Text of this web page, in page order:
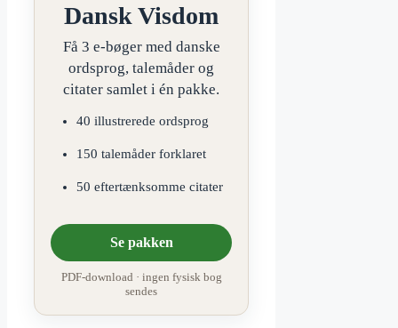
Dansk Visdom
Få 3 e-bøger med danske
ordsprog, talemåder og
citater samlet i én pakke.
40 illustrerede ordsprog
150 talemåder forklaret
50 eftertænksomme citater
Se pakken
PDF-download · ingen fysisk bog
sendes